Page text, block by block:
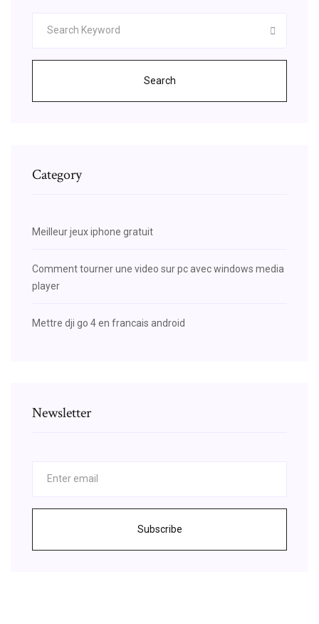
Search
Category
Meilleur jeux iphone gratuit
Comment tourner une video sur pc avec windows media
player
Mettre dji go 4 en francais android
Newsletter
Subscribe